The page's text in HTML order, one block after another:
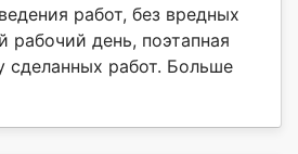
работ, без вредных
рабочий день, поэтапная
сделанных работ. Больше